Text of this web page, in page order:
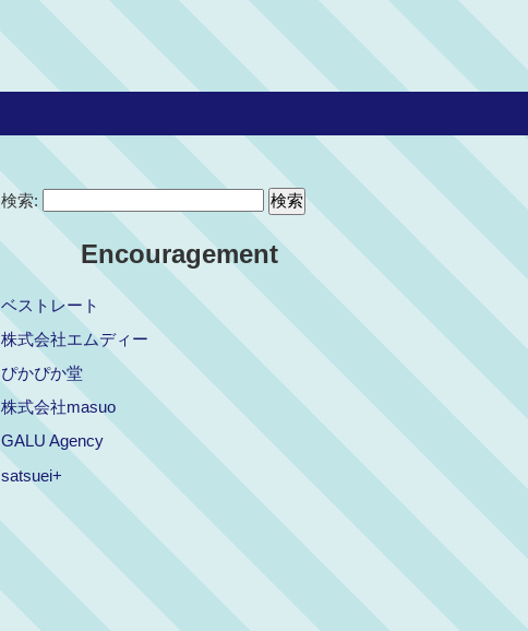
検索:
Encouragement
ベストレート
株式会社エムディー
ぴかぴか堂
株式会社masuo
GALU Agency
satsuei+